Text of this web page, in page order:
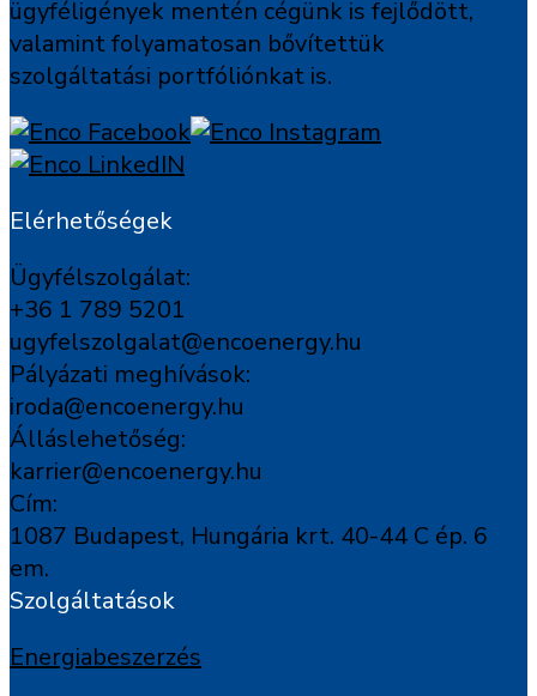
ügyféligények mentén cégünk is fejlődött,
valamint folyamatosan bővítettük
szolgáltatási portfóliónkat is.
Elérhetőségek
Ügyfélszolgálat:
+36 1 789 5201
ugyfelszolgalat@encoenergy.hu
Pályázati meghívások:
iroda@encoenergy.hu
Álláslehetőség:
karrier@encoenergy.hu
Cím:
1087 Budapest, Hungária krt. 40-44 C ép. 6
em.
Szolgáltatások
Energiabeszerzés